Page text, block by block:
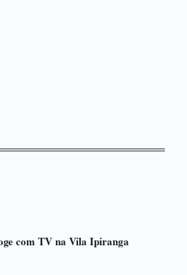
com TV na Vila Ipiranga